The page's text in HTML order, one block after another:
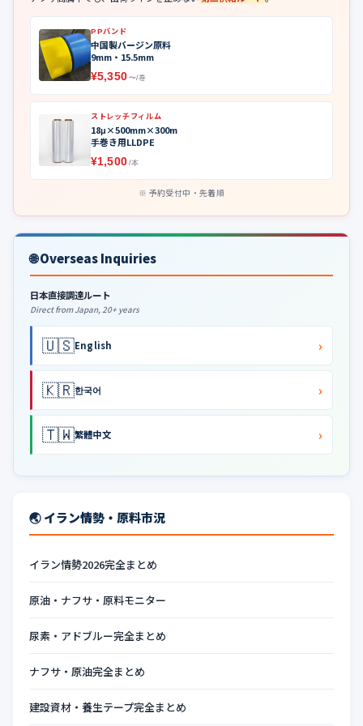
PPバンド
中国製バージン原料
9mm・15.5mm
¥5,350 〜/巻
ストレッチフィルム
18μ×500mm×300m
手巻き用LLDPE
¥1,500 /本
予約受付中・先着順
🌐 Overseas Inquiries
日本直接調達ルート
Direct from Japan, 20+ years
🇺🇸English ›
🇰🇷한국어 ›
🇹🇼繁體中文 ›
🌏 イラン情勢・原料市況
イラン情勢2026完全まとめ
原油・ナフサ・原料モニター
尿素・アドブルー完全まとめ
ナフサ・原油完全まとめ
建設資材・養生テープ完全まとめ